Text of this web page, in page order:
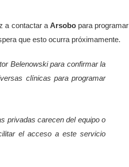
a contactar a Arsobopara programar
que esto ocurra próximamente.
Belenowski para confirmar la
clínicas para programar
privadas carecen del equipo o
el acceso a este servicio